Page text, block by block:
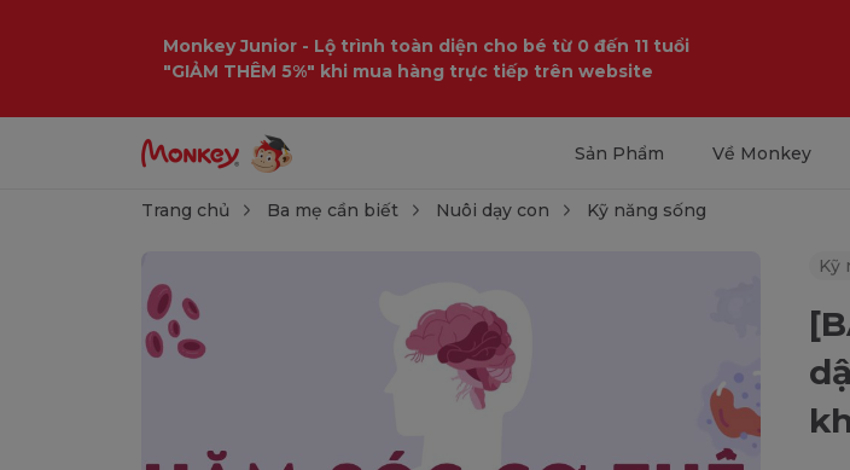
Monkey Junior - Lộ trình toàn diện cho bé từ 0 đến 11 tuổi
"GIẢM THÊM 5%" khi mua hàng trực tiếp trên website
Sản Phẩm Về Monkey
Trang chủ Ba mẹ cần biết Nuôi dạy con Kỹ năng sống
Kỹ